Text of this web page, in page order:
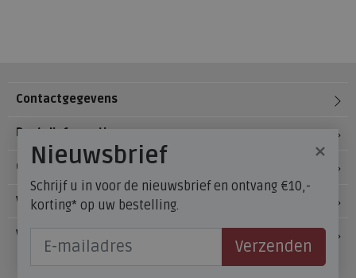
Contactgegevens
Bestelinformatie
Over Meijerink Schoenen
Voetzorg
Veelgestelde vragen
×
Nieuwsbrief
Schrijf u in voor de nieuwsbrief en ontvang €10,-
korting* op uw bestelling.
Verzenden